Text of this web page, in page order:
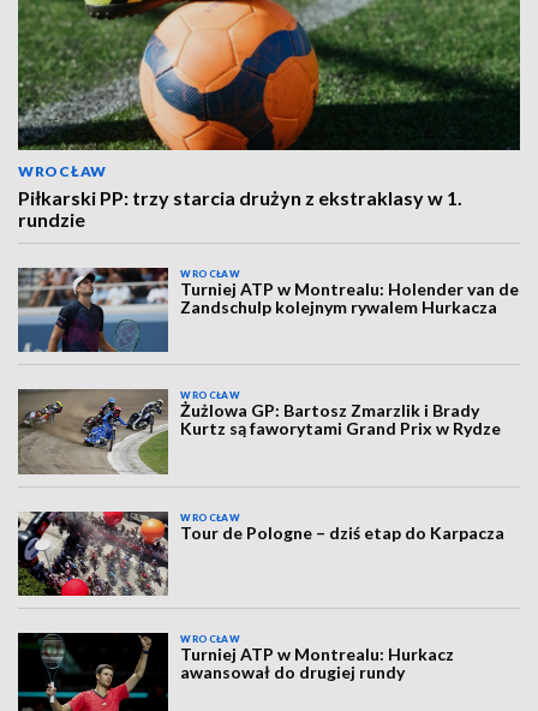
WROCŁAW
Piłkarski PP: trzy starcia drużyn z ekstraklasy w 1.
rundzie
WROCŁAW
Turniej ATP w Montrealu: Holender van de
Zandschulp kolejnym rywalem Hurkacza
WROCŁAW
Żużlowa GP: Bartosz Zmarzlik i Brady
Kurtz są faworytami Grand Prix w Rydze
WROCŁAW
Tour de Pologne – dziś etap do Karpacza
WROCŁAW
Turniej ATP w Montrealu: Hurkacz
awansował do drugiej rundy